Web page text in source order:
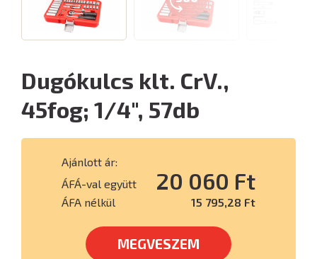
Dugókulcs klt. CrV.,
45fog; 1/4", 57db
Ajánlott ár:
ÁFÁ-val együtt
20 060 Ft
ÁFA nélkül 15 795,28 Ft
MEGVESZEM